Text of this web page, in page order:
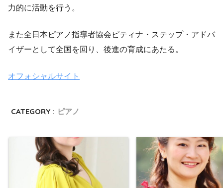
力的に活動を行う。
また全日本ピアノ指導者協会ピティナ・ステップ・アドバ
イザーとして全国を回り、後進の育成にあたる。
オフォシャルサイト
CATEGORY : ピアノ